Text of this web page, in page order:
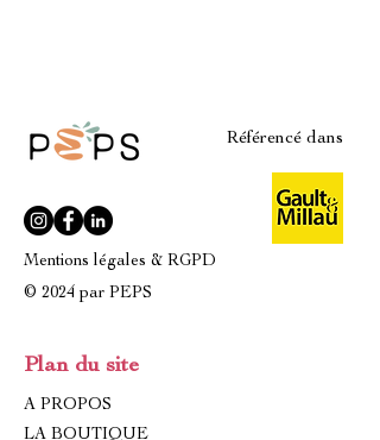
Référencé dans
Mentions légales & RGPD
© 2024 par PEPS
Plan du site
A PROPOS
LA BOUTIQUE